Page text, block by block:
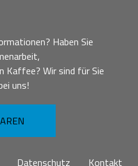
Haben Sie
Kaffee? Wir sind für Sie
uns!
Datenschutz Kontakt